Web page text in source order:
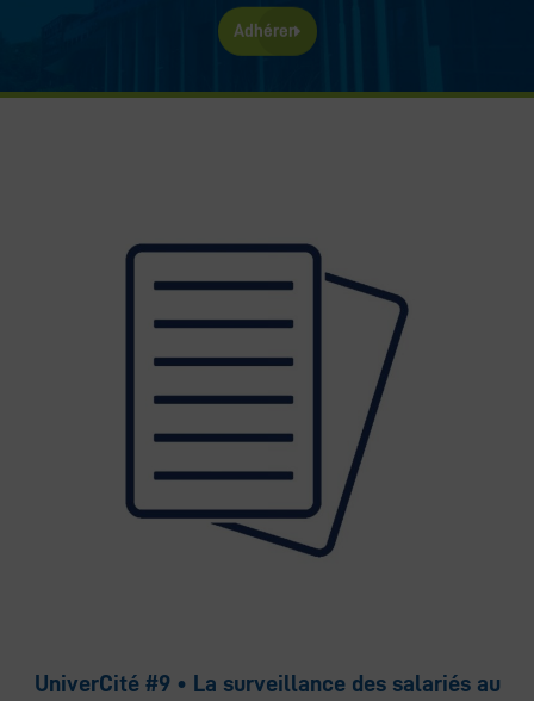
Adhérer
UniverCité #9 • La surveillance des salariés au